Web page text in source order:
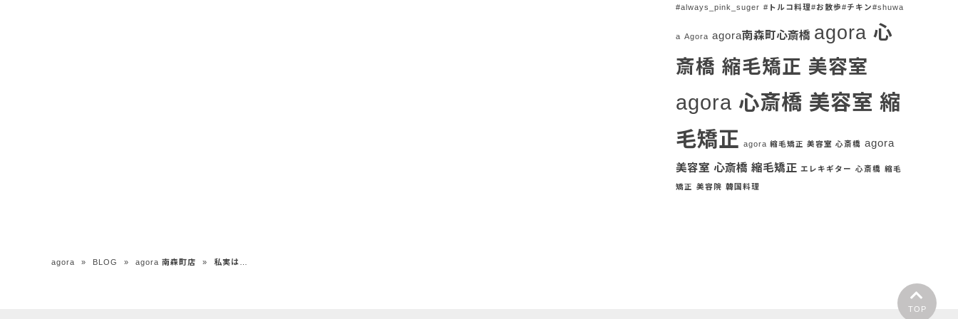
#always_pink_suger #トルコ料理#お散歩#チキン#shuwa
a Agora agora南森町心斎橋 agora 心
斎橋 縮毛矯正 美容室
agora 心斎橋 美容室 縮
毛矯正 agora 縮毛矯正 美容室 心斎橋 agora
美容室 心斎橋 縮毛矯正 エレキギター 心斎橋 縮毛
矯正 美容院 韓国料理
TOP
agora » BLOG » agora 南森町店 » 私実は…